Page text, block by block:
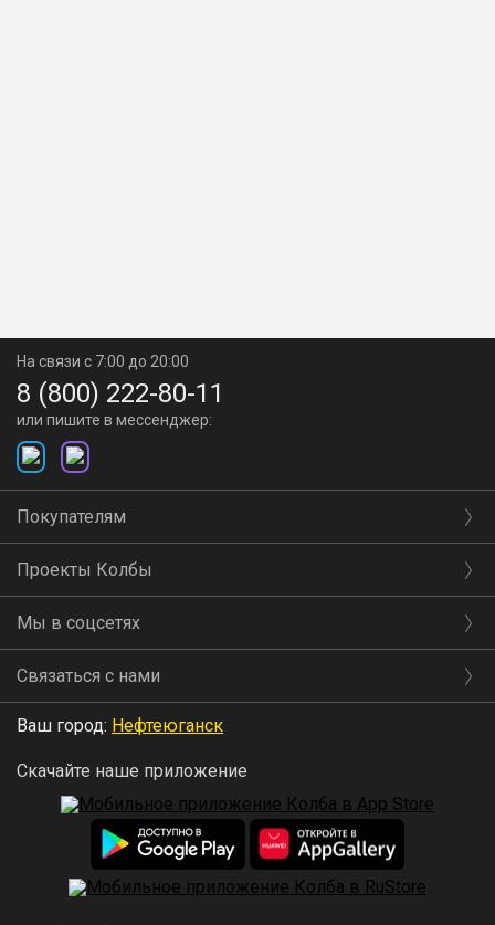
На связи с 7:00 до 20:00
8 (800) 222-80-11
или пишите в мессенджер:
Покупателям
Проекты Колбы
Мы в соцсетях
Связаться с нами
Ваш город: Нефтеюганск
Скачайте наше приложение